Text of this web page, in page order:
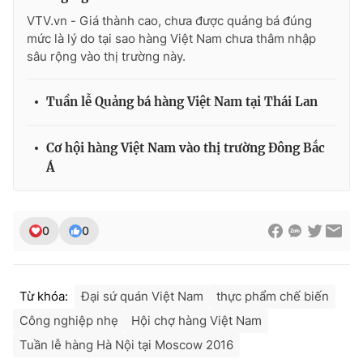
Theo dõi báo trên
Cơ quan báo chí:
Giấy phép hoạt động báo in và báo điện tử số 483/GP-BTTTT
Nguyễn Trọng Ninh
Tổng đài VTV:024.38 355 931 - 024.38 355 932
VTV.vn - Giá thành cao, chưa được quảng bá đúng
mức là lý do tại sao hàng Việt Nam chưa thâm nhập
sâu rộng vào thị trường này.
Tuần lễ Quảng bá hàng Việt Nam tại Thái Lan
Cơ hội hàng Việt Nam vào thị trường Đông Bắc
Á
0 0
Từ khóa: Đại sứ quán Việt Nam
thực phẩm chế biến
Công nghiệp nhẹ
Hội chợ hàng Việt Nam
Tuần lễ hàng Hà Nội tại Moscow 2016